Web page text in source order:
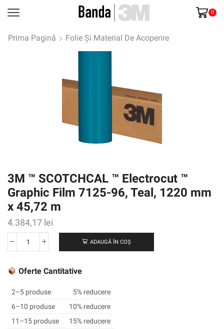
0
Prima Pagină Folie Și Material De Acoperire
3M ™ SCOTCHCAL ™ Electrocut ™
Graphic Film 7125-96, Teal, 1220 mm
x 45,72 m
4.384,17 lei
Cantitate
™
™
Electrocut
™
Graphic
ADAUGĂ ÎN COȘ
Oferte Cantitative
2–5 produse
5% reducere
6–10 produse
10% reducere
11–15 produse
15% reducere